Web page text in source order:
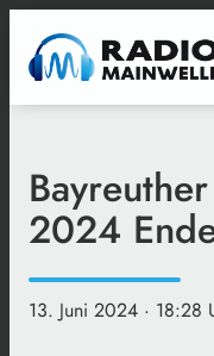
2024
13. Juni 2024 · 18:28